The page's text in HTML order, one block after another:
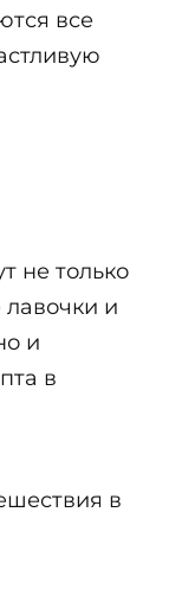
все
не только
лавочки и
и
в
в